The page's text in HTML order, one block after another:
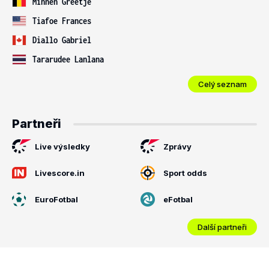
Tiafoe Frances
Diallo Gabriel
Tararudee Lanlana
Celý seznam
Partneři
Live výsledky Zprávy
Livescore.in Sport odds
EuroFotbal eFotbal
Další partneři